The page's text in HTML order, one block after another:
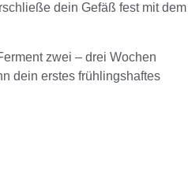
dein Gefäß fest mit dem
zwei – drei Wochen
dein erstes frühlingshaftes